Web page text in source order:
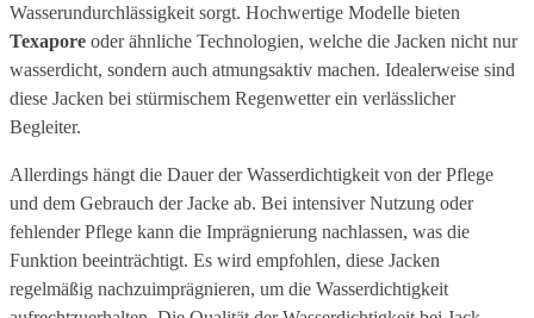
Wasserundurchlässigkeit sorgt. Hochwertige Modelle bieten
Texapore oder ähnliche Technologien, welche die Jacken nicht nur
wasserdicht, sondern auch atmungsaktiv machen. Idealerweise sind
diese Jacken bei stürmischem Regenwetter ein verlässlicher
Begleiter.
Allerdings hängt die Dauer der Wasserdichtigkeit von der Pflege
und dem Gebrauch der Jacke ab. Bei intensiver Nutzung oder
fehlender Pflege kann die Imprägnierung nachlassen, was die
Funktion beeinträchtigt. Es wird empfohlen, diese Jacken
regelmäßig nachzuimprägnieren, um die Wasserdichtigkeit